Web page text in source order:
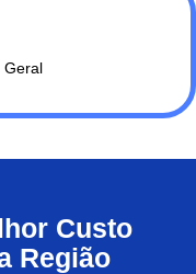
Geral
Custo
Região